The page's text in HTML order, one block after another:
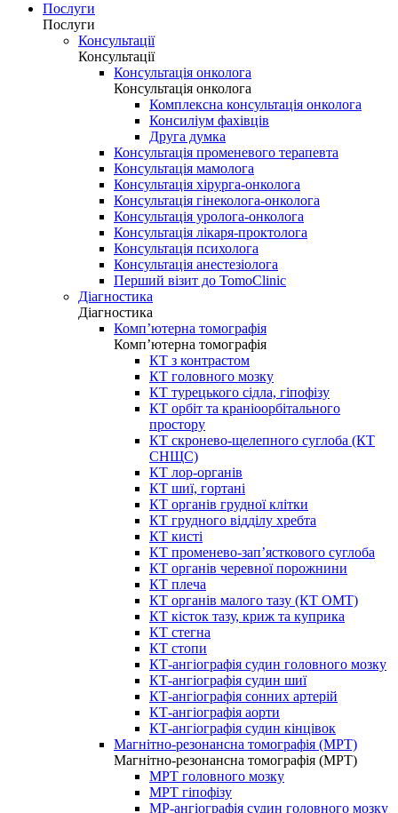
Послуги
Послуги
Консультації
Консультації
Консультація онколога
Консультація онколога
Комплексна консультація онколога
Консиліум фахівців
Друга думка
Консультація променевого терапевта
Консультація мамолога
Консультація хірурга-онколога
Консультація гінеколога-онколога
Консультація уролога-онколога
Консультація лікаря-проктолога
Консультація психолога
Консультація анестезіолога
Перший візит до TomoClinic
Діагностика
Діагностика
Комп’ютерна томографія
Комп’ютерна томографія
КТ з контрастом
КТ головного мозку
КТ турецького сідла, гіпофізу
КТ орбіт та краніоорбітального
простору
КТ скронево-щелепного суглоба (КТ
СНЩС)
КТ лор-органів
КТ шиї, гортані
КТ органів грудної клітки
КТ грудного відділу хребта
КТ кисті
КТ променево-зап’ясткового суглоба
КТ органів черевної порожнини
КТ плеча
КТ органів малого тазу (КТ ОМТ)
КТ кісток тазу, криж та куприка
КТ стегна
КТ стопи
КТ-ангіографія судин головного мозку
КТ-ангіографія судин шиї
КТ-ангіографія сонних артерій
КТ-ангіографія аорти
КТ-ангіографія судин кінцівок
Магнітно-резонансна томографія (МРТ)
Магнітно-резонансна томографія (МРТ)
МРТ головного мозку
МРТ гіпофізу
МР-ангіографія судин головного мозку